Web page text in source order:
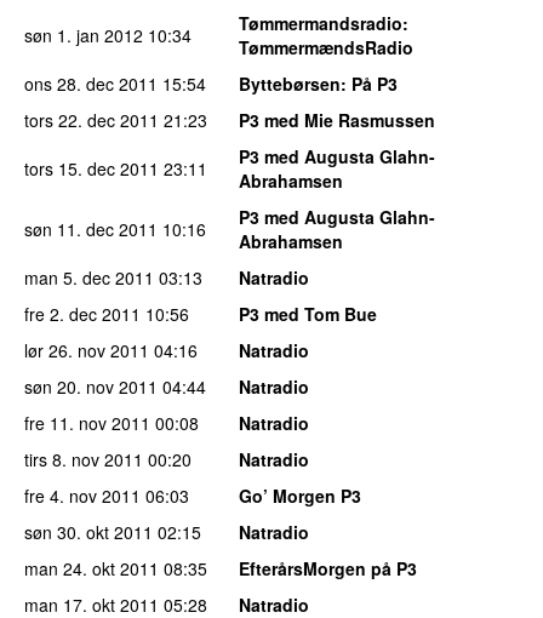
søn 1. jan 2012 10:34 Tømmermandsradio:
TømmermændsRadio
ons 28. dec 2011 15:54 Byttebørsen: På P3
tors 22. dec 2011 21:23
P3 med Mie Rasmussen
tors 15. dec 2011 23:11
P3 med Augusta Glahn-
Abrahamsen
søn 11. dec 2011 10:16
P3 med Augusta Glahn-
Abrahamsen
man 5. dec 2011 03:13
Natradio
fre 2. dec 2011 10:56
P3 med Tom Bue
lør 26. nov 2011 04:16
Natradio
søn 20. nov 2011 04:44
Natradio
fre 11. nov 2011 00:08
Natradio
tirs 8. nov 2011 00:20
Natradio
fre 4. nov 2011 06:03
Go’ Morgen P3
søn 30. okt 2011 02:15
Natradio
man 24. okt 2011 08:35
EfterårsMorgen på P3
man 17. okt 2011 05:28
Natradio